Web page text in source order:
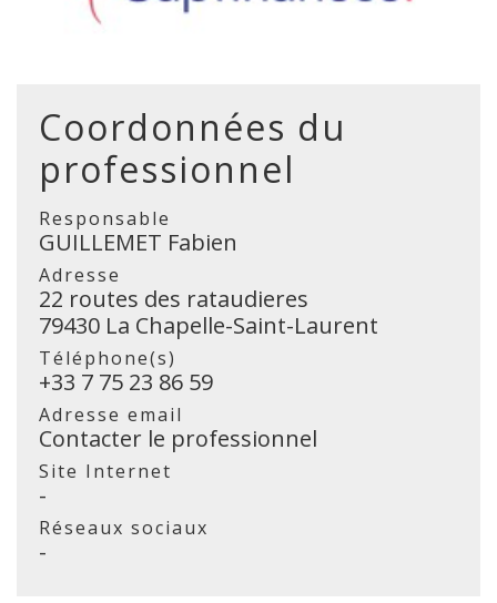
Coordonnées du
professionnel
Responsable
GUILLEMET Fabien
Adresse
22 routes des rataudieres
79430 La Chapelle-Saint-Laurent
Téléphone(s)
+33 7 75 23 86 59
Adresse email
Contacter le professionnel
Site Internet
-
Réseaux sociaux
-